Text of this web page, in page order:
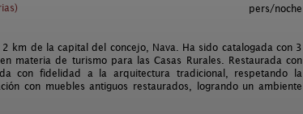
pers/noche
km de la capital del concejo, Nava. Ha sido catalogada con 3
materia de turismo para las Casas Rurales. Restaurada con
con fidelidad a la arquitectura tradicional, respetando la
con muebles antiguos restaurados, logrando un ambiente